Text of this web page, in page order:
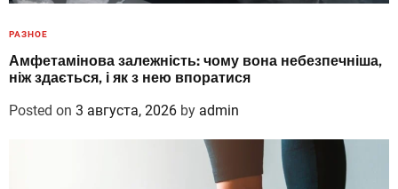
РАЗНОЕ
Амфетамінова залежність: чому вона небезпечніша,
ніж здається, і як з нею впоратися
Posted on 3 августа, 2026 by admin